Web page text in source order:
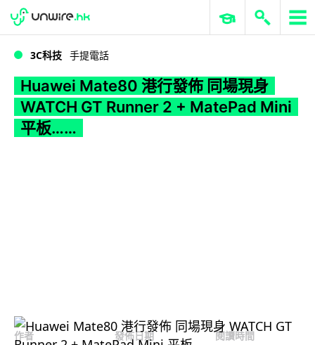
WWDC 2026 ERP 與商業 AI
3C科技 手提電話
Huawei Mate80 港行發佈 同場現身
WATCH GT Runner 2 + MatePad Mini
平板……
作者
發佈日期
閱讀時間